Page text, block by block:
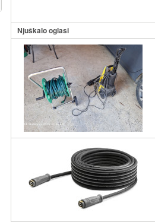
Njuškalo oglasi